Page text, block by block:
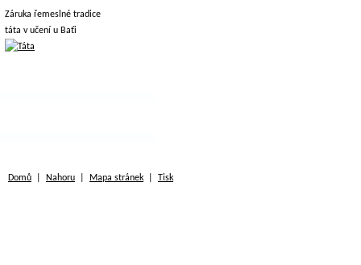
Záruka řemeslné tradice
táta v učení u Baťi
Domů Nahoru Mapa stránek Tisk